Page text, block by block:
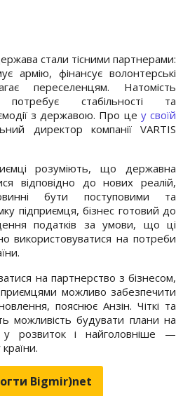
стали тісними партнерами:
армію, фінансує волонтерські
переселенцям. Натомість
потребує стабільності та
з державою. Про це у своїй
директор компанії VARTIS
розуміють, що державна
відповідно до нових реалій,
бути поступовими та
підприємця, бізнес готовий до
податків за умови, що ці
використовуватися на потреби
на партнерство з бізнесом,
можливо забезпечити
пояснює Анзін. Чіткі та
можливість будувати плани на
у розвиток і найголовніше —
Bigmir)net